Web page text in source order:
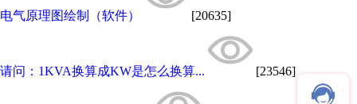
电气原理图绘制（软件） [20635]
请问：1KVA换算成KW是怎么换算... [23546]